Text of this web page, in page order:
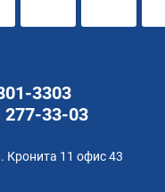
3303
277-33-03
Кронита 11 офис 43